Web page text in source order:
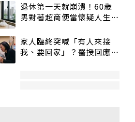
退休第一天就崩潰！60歲
男對著超商便當懷疑人生
家人臨終突喊「有人來接
我、要回家」？醫授回應方